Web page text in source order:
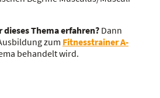
Thema erfahren? Dann
zum Fitnesstrainer A-
behandelt wird.